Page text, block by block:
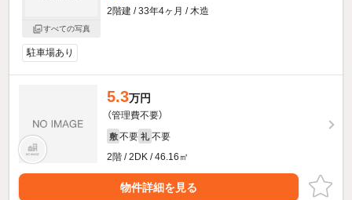
すべての写真
2階建 / 33年4ヶ月 / 木造
駐車場あり
5.3万円
（管理費不要）
敷 不要 礼 不要
2階 / 2DK / 46.16㎡
物件詳細を見る